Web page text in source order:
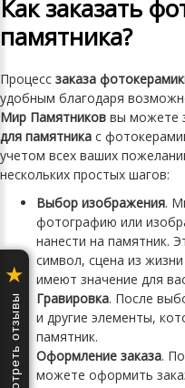
★
Посмотреть отзывы
Как заказать
памятника?
Процесс заказа
удобным благодаря
Мир Памятников вы можете
для памятника с
учетом всех ваших
нескольких простых шагов:
Выбор изображения.
фотографию или
нанести на памятник.
символ, сцена из
имеют значение для
Гравировка. После
и другие элементы,
памятник.
Оформление заказа.
можете оформить